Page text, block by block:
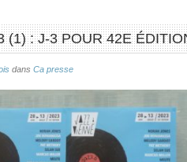
(1) : J-3 POUR 42E
dans Ca presse